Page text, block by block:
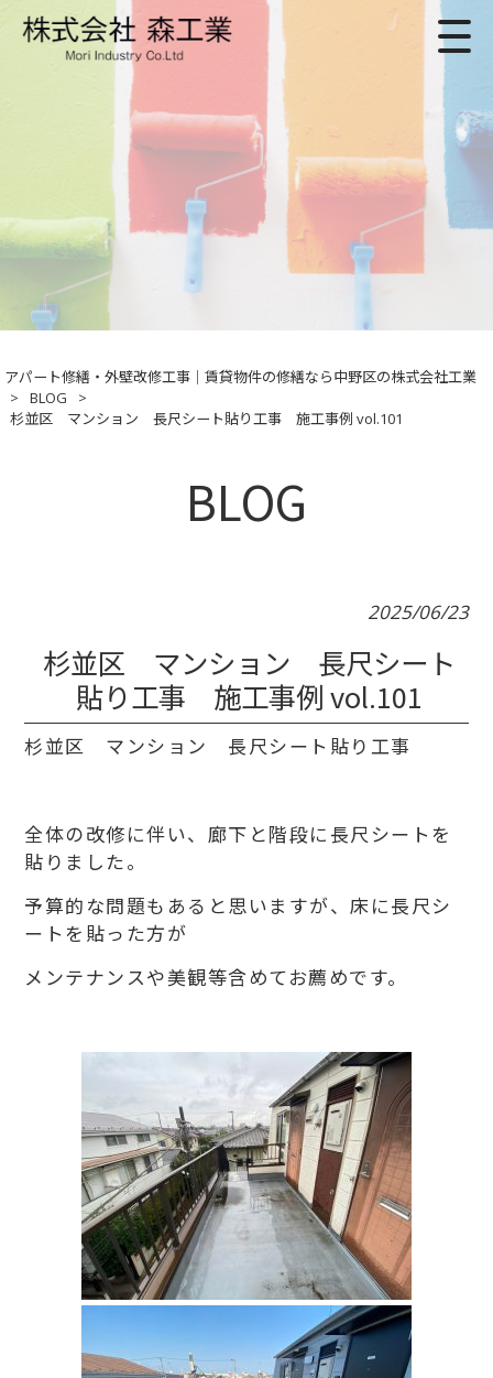
アパート修繕・外壁改修工事｜賃貸物件の修繕なら中野区の株式会社工業
>
BLOG
>
杉並区 マンション 長尺シート貼り工事 施工事例 vol.101
BLOG
2025/06/23
杉並区 マンション 長尺シート
貼り工事 施工事例 vol.101
杉並区 マンション 長尺シート貼り工事
全体の改修に伴い、廊下と階段に長尺シートを
貼りました。
予算的な問題もあると思いますが、床に長尺シ
ートを貼った方が
メンテナンスや美観等含めてお薦めです。